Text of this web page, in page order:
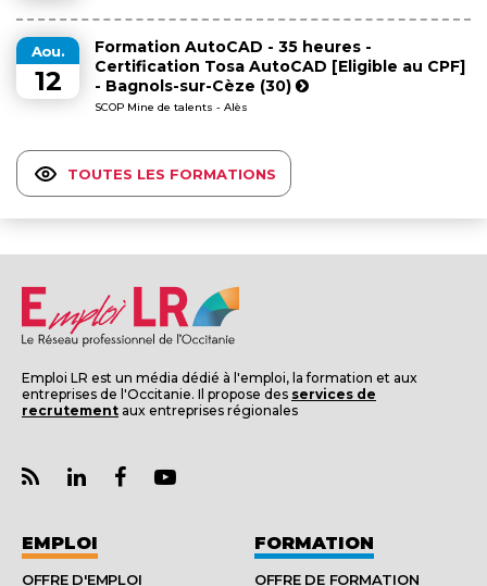
Aou.
12
Formation AutoCAD - 35 heures -
Certification Tosa AutoCAD [Eligible au CPF]
- Bagnols-sur-Cèze (30)
SCOP Mine de talents - Alès
TOUTES LES FORMATIONS
Emploi LR est un média dédié à l'emploi, la formation et aux
entreprises de l'Occitanie. Il propose des services de
recrutement aux entreprises régionales
EMPLOI
OFFRE D'EMPLOI
FORMATION
OFFRE DE FORMATION